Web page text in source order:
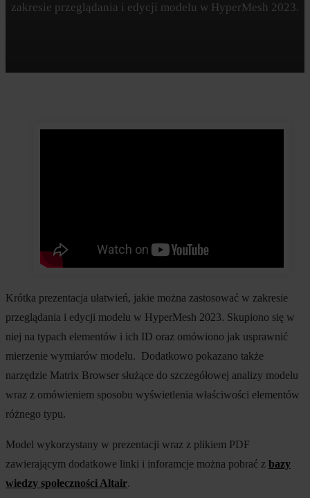
zakresie przeglądania i edycji modelu w HyperMesh 2023.
Krótka prezentacja ułatwień, jakie można zastosować w zakresie
przeglądania i edycji modelu w HyperMesh 2023. Skupiono się w
niej na typach elementów i ich ID oraz omówiono jak usprawnić
mierzenie wymiarów modelu. Dodatkowo pokazano także
narzędzie Matrix Browser służące do szczegółowej analizy modelu
wraz z omówieniem sposobu wyświetlenia właściwości elementów
różnego typu.
Model wykorzystany w prezentacji wraz z plikiem PDF
zawierającym dodatkowe linki i inforamcje można pobrać z bazy
wiedzy społeczności Altair.